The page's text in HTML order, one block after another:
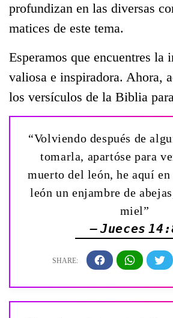
profundizan en las diversas
matices de este tema.
Esperamos que encuentres la
valiosa e inspiradora. Ahora,
los versículos de la Biblia
“Volviendo después de
tomarla, apartóse para
muerto del león, he aquí
león un enjambre de
miel”
— Jueces